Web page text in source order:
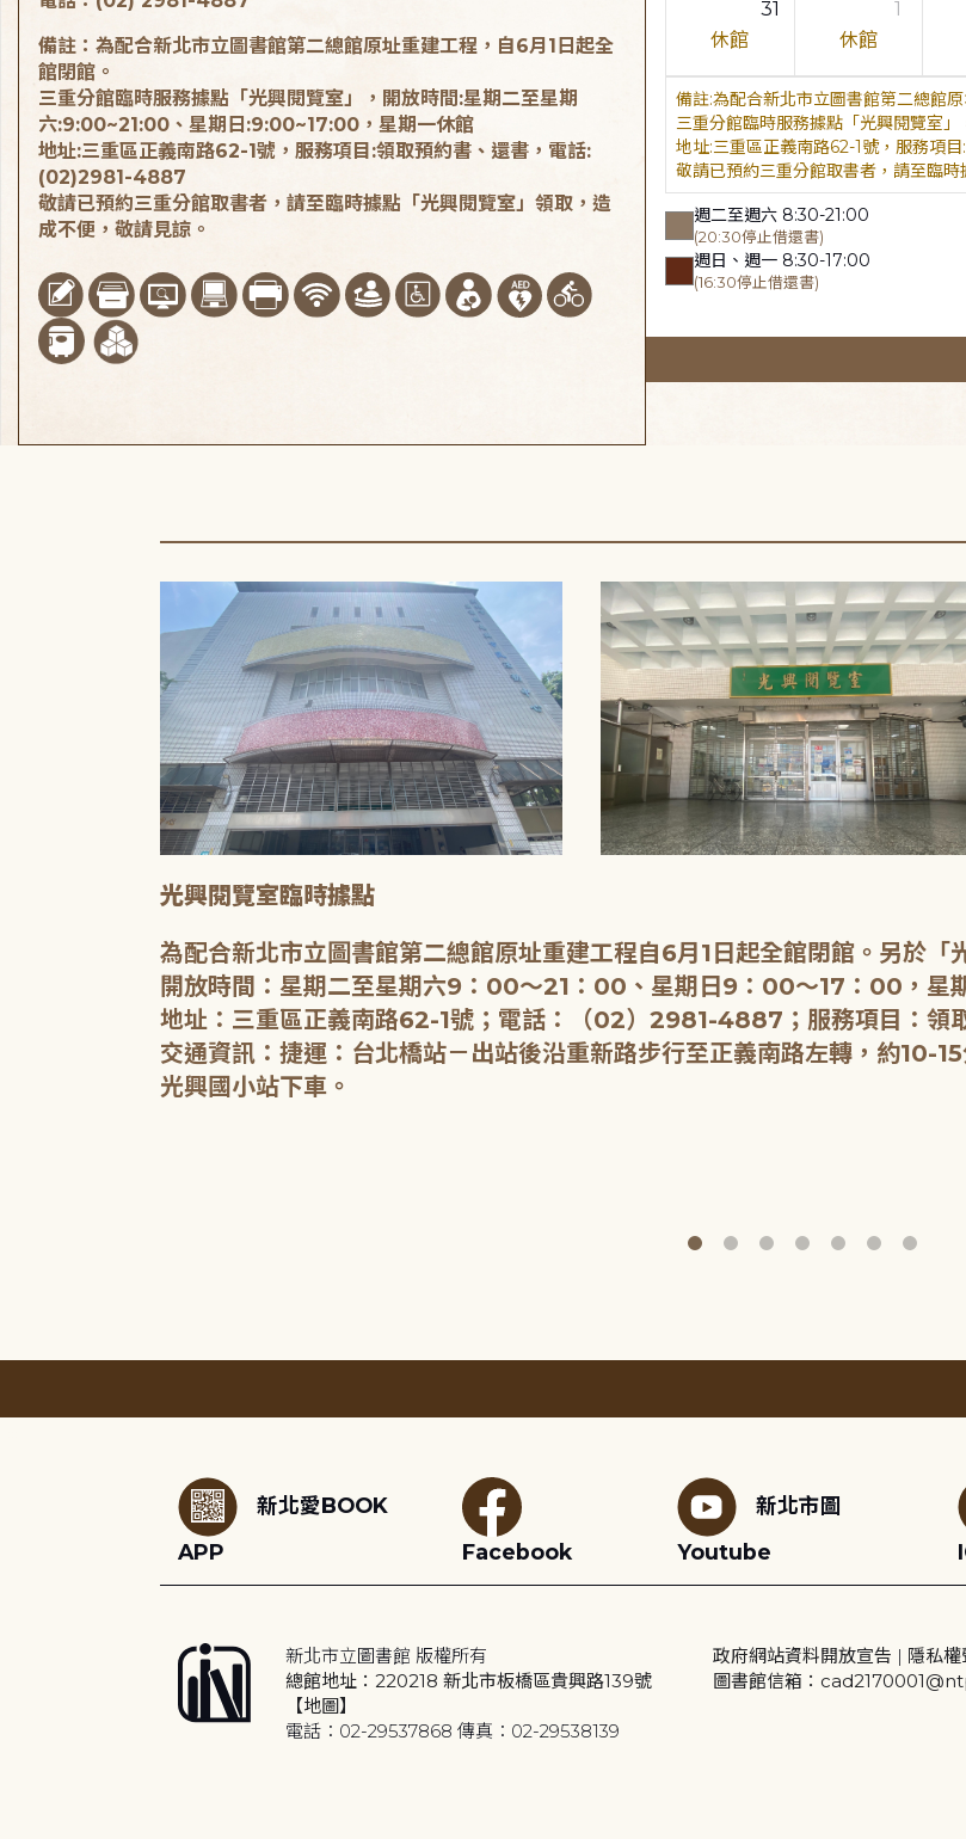
31
休館
1
休館
為配合新北市立圖書館第二總館
三重分館臨時服務據點「光興閱覽室
地址:三重區正義南路62-1號，服務項
敬請已預約三重分館取書者，請至臨
週二至週六 8:30-21:00
(20:30停止借還書)
週日、週一 8:30-17:00
(16:30停止借還書)
備註：為配合新北市立圖書館第二總館原址重建工程，自6月1日起全
館閉館。
三重分館臨時服務據點「光興閱覽室」，開放時間:星期二至星期
六:9:00~21:00、星期日:9:00~17:00，星期一休館
地址:三重區正義南路62-1號，服務項目:領取預約書、還書，電話:
(02)2981-4887
敬請已預約三重分館取書者，請至臨時據點「光興閱覽室」領取，造
成不便，敬請見諒。
光興閱覽室臨時據點
為配合新北市立圖書館第二總館原址重建工程自6月1日起全館閉館。另於「
開放時間：星期二至星期六9：00～21：00、星期日9：00～17：00，星
地址：三重區正義南路62-1號；電話：（02）2981-4887；服務項目：領
交通資訊：捷運：台北橋站－出站後沿重新路步行至正義南路左轉，約10-
光興國小站下車。
新北愛BOOK
APP
Facebook
新北市圖
Youtube
新北市立圖書館 版權所有
總館地址：220218 新北市板橋區貴興路139號
【地圖】
電話：02-29537868 傳真：02-29538139
政府網站資料開放宣告 | 隱私權
圖書館信箱：